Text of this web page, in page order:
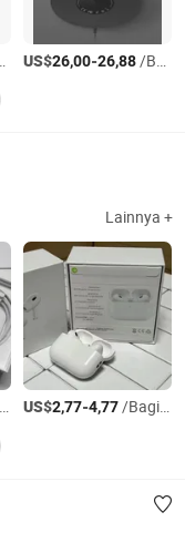
US$26,00-26,88/Bagian
Lainnya +
US$2,77-4,77/Bagian